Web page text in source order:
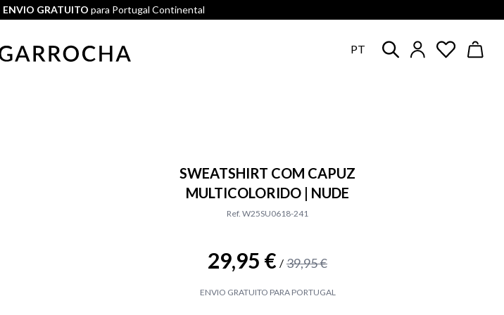
ENVIO GRATUITO para Portugal Continental
PT
SWEATSHIRT COM CAPUZ
MULTICOLORIDO | NUDE
Ref. W25SU0618-241
29,95 € / 39,95 €
ENVIO GRATUITO PARA PORTUGAL